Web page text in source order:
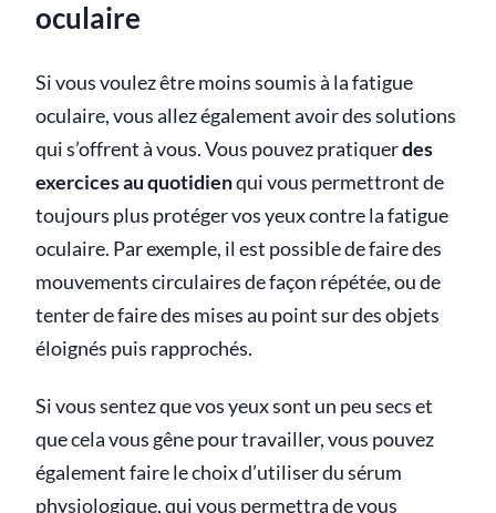
oculaire
Si vous voulez être moins soumis à la fatigue
oculaire, vous allez également avoir des solutions
qui s’offrent à vous. Vous pouvez pratiquerdes
exercices au quotidienqui vous permettront de
toujours plus protéger vos yeux contre la fatigue
oculaire. Par exemple, il est possible de faire des
mouvements circulaires de façon répétée, ou de
tenter de faire des mises au point sur des objets
éloignés puis rapprochés.
Si vous sentez que vos yeux sont un peu secs et
que cela vous gêne pour travailler, vous pouvez
également faire le choix d’utiliser du sérum
physiologique, qui vous permettra de vous